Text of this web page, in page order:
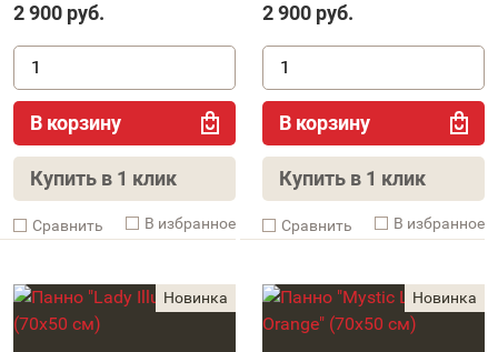
2 900 руб.
В корзину
Купить в 1 клик
Cравнить В избранное
2 900 руб.
В корзину
Купить в 1 клик
Cравнить В избранное